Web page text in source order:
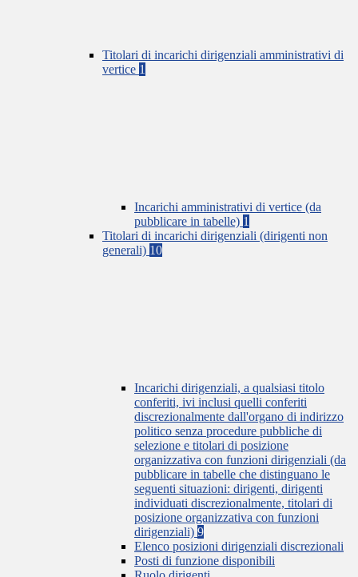
Titolari di incarichi dirigenziali amministrativi di
vertice 1
Incarichi amministrativi di vertice (da
pubblicare in tabelle) 1
Titolari di incarichi dirigenziali (dirigenti non
generali) 10
Incarichi dirigenziali, a qualsiasi titolo
conferiti, ivi inclusi quelli conferiti
discrezionalmente dall'organo di indirizzo
politico senza procedure pubbliche di
selezione e titolari di posizione
organizzativa con funzioni dirigenziali (da
pubblicare in tabelle che distinguano le
seguenti situazioni: dirigenti, dirigenti
individuati discrezionalmente, titolari di
posizione organizzativa con funzioni
dirigenziali) 9
Elenco posizioni dirigenziali discrezionali
Posti di funzione disponibili